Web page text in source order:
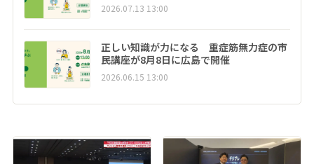
2026.07.13 13:00
正しい知識が力になる 重症筋無力症の市
民講座が8月8日に広島で開催
2026.06.15 13:00